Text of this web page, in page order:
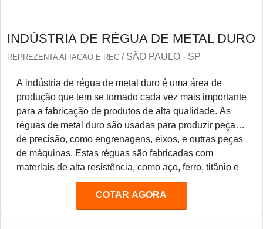
INDÚSTRIA DE RÉGUA DE METAL DURO
REPREZENTA AFIACAO E REC / SÃO PAULO - SP
A indústria de régua de metal duro é uma área de
produção que tem se tornado cada vez mais importante
para a fabricação de produtos de alta qualidade. As
réguas de metal duro são usadas para produzir peças
de precisão, como engrenagens, eixos, e outras peças
de máquinas. Estas réguas são fabricadas com
materiais de alta resistência, como aço, ferro, titânio e
outros metais duros. Estes materiais são resistentes ao
desgaste e à corrosão, o que torna as réguas de metal
duro ideais para a produção de peças de precisão.
COTAR AGORA